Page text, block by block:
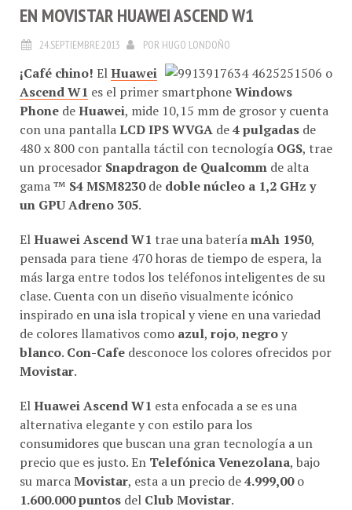
EN MOVISTAR HUAWEI ASCEND W1
24.SEPTIEMBRE.2013 POR HUGO LONDOÑO
¡Café chino! El Huawei
Ascend W1 es el primer smartphoneWindows
Phone deHuawei, mide 10,15 mm de grosor y cuenta
con una pantalla LCD IPS WVGA de4 pulgadas de
480 x 800 con pantalla táctil con tecnología OGS, trae
un procesador Snapdragon de Qualcomm de alta
gama ™ S4 MSM8230de doble núcleo a 1,2 GHz y
un GPU Adreno 305.
El Huawei Ascend W1 trae una batería mAh 1950,
pensada para tiene 470 horas de tiempo de espera, la
más larga entre todos los teléfonos inteligentes de su
clase. Cuenta con un diseño visualmente icónico
inspirado en una isla tropical y viene en una variedad
de colores llamativos como azul, rojo, negroy
blanco. Con-Cafe desconoce los colores ofrecidos por
Movistar.
El Huawei Ascend W1 esta enfocada a se es una
alternativa elegante y con estilo para los
consumidores que buscan una gran tecnología a un
precio que es justo. En Telefónica Venezolana, bajo
su marca Movistar, esta a un precio de4.999,00o
1.600.000 puntos del Club Movistar.